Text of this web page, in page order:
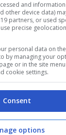
5 6
and
other device data)
partners, or used
precise
personal data on
by managing your
or in the site
cookie settings.
Consent
options